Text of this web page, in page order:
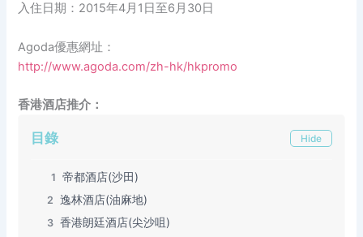
入住日期：2015年4月1日至6月30日
Agoda優惠網址：
http://www.agoda.com/zh-hk/hkpromo
香港酒店推介：
目錄 Hide
1 帝都酒店(沙田)
2 逸林酒店(油麻地)
3 香港朗廷酒店(尖沙咀)